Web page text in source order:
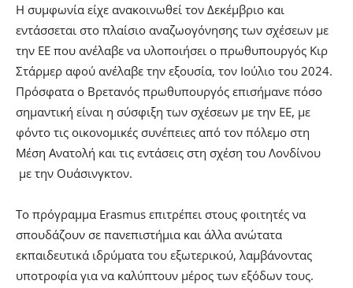
Η συμφωνία είχε ανακοινωθεί τον Δεκέμβριο και
εντάσσεται στο πλαίσιο αναζωογόνησης των σχέσεων με
την ΕΕ που ανέλαβε να υλοποιήσει ο πρωθυπουργός Κιρ
Στάρμερ αφού ανέλαβε την εξουσία, τον Ιούλιο του 2024.
Πρόσφατα ο Βρετανός πρωθυπουργός επισήμανε πόσο
σημαντική είναι η σύσφιξη των σχέσεων με την ΕΕ, με
φόντο τις οικονομικές συνέπειες από τον πόλεμο στη
Μέση Ανατολή και τις εντάσεις στη σχέση του Λονδίνου
με την Ουάσινγκτον.
Το πρόγραμμα Erasmus επιτρέπει στους φοιτητές να
σπουδάζουν σε πανεπιστήμια και άλλα ανώτατα
εκπαιδευτικά ιδρύματα του εξωτερικού, λαμβάνοντας
υποτροφία για να καλύπτουν μέρος των εξόδων τους.